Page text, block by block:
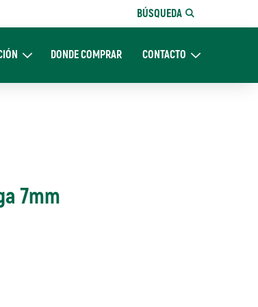
BÚSQUEDA
Comunicación
DONDE COMPRAR CONTACTOExpand CONTACTO
7mm